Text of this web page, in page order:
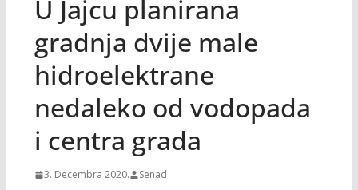
U Jajcu planirana
gradnja dvije male
hidroelektrane
nedaleko od vodopada
i centra grada
3. Decembra 2020. Senad